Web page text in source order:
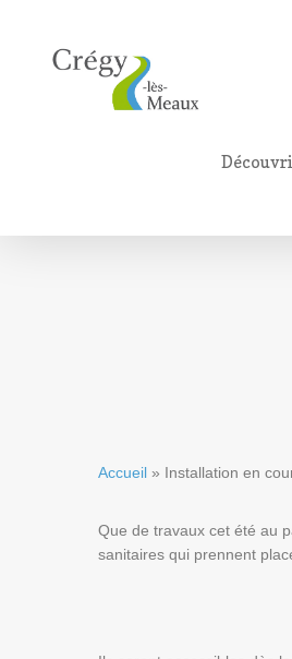
Accueil » Installation en
Que de travaux cet été au
sanitaires qui prennent